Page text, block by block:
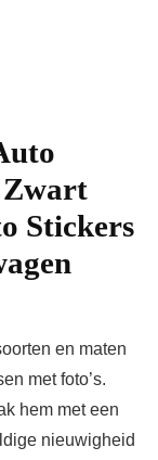
Zwart
Stickers
en maten
met foto’s.
hem met een
nieuwigheid